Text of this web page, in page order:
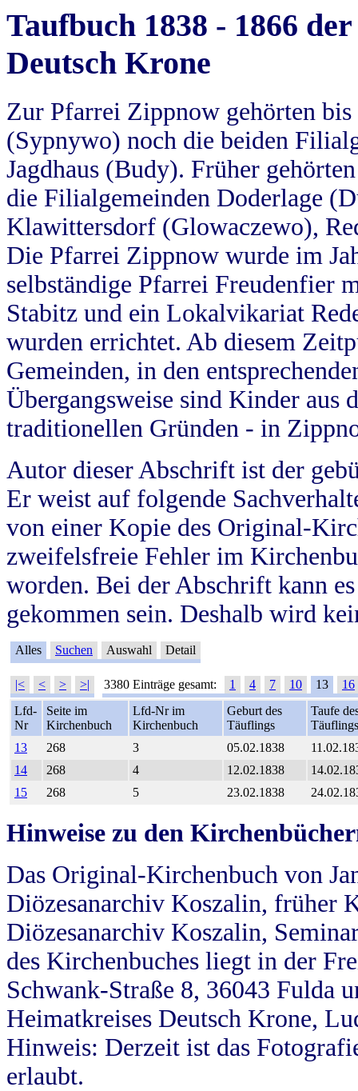
Taufbuch 1838 - 1866
Deutsch Krone
Zur Pfarrei Zippnow gehörten
(Sypnywo) noch die beiden
Jagdhaus (Budy). Früher
die Filialgemeinden Doderlage
Klawittersdorf (Glowaczewo),
Die Pfarrei Zippnow wurde im
selbständige Pfarrei Freudenfier
Stabitz und ein Lokalvikariat
wurden errichtet. Ab diesem
Gemeinden, in den
Übergangsweise sind Kinder aus
traditionellen Gründen - in
Autor dieser Abschrift ist der
Er weist auf folgende
von einer Kopie des Original-
zweifelsfreie Fehler im
worden. Bei der Abschrift kann
gekommen sein. Deshalb wird
Alles Suchen Auswahl Detail
|< < > >| 3380 Einträge gesamt: 1 4 7 10 13
16
Lfd-
Nr
Seite im
Kirchenbuch
Lfd-Nr im
Kirchenbuch
Geburt des
Täuflings
Taufe
Täuflings
13
268 3 05.02.1838
14
268 4 12.02.1838
15
268 5 23.02.1838
Hinweise zu den
Das Original-Kirchenbuch von
Diözesanarchiv Koszalin, früher
Diözesanarchiv Koszalin,
des Kirchenbuches liegt in der
Schwank-Straße 8, 36043 Fulda
Heimatkreises Deutsch Krone,
Hinweis: Derzeit ist das
erlaubt.